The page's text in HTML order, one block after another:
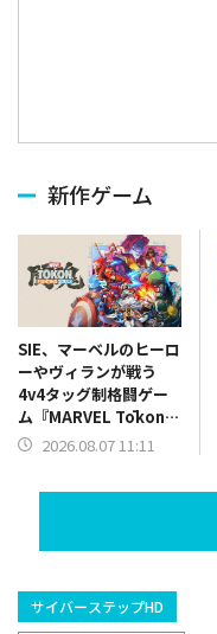
新作ゲーム
SIE、マーベルのヒーロ
ーやヴィランが戦う
4v4タッグ制格闘ゲー
ム『MARVEL Tōkon:
Fighting Souls』を
2026.08.07 11:11
サイバーステップHD